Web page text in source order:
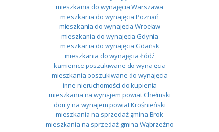
mieszkania do wynajęcia Warszawa
mieszkania do wynajęcia Poznań
mieszkania do wynajęcia Wrocław
mieszkania do wynajęcia Gdynia
mieszkania do wynajęcia Gdańsk
mieszkania do wynajęcia Łódź
kamienice poszukiwane do wynajęcia
mieszkania poszukiwane do wynajęcia
inne nieruchomości do kupienia
mieszkania na wynajem powiat Chełmski
domy na wynajem powiat Krośnieński
mieszkania na sprzedaż gmina Brok
mieszkania na sprzedaż gmina Wąbrzeźno